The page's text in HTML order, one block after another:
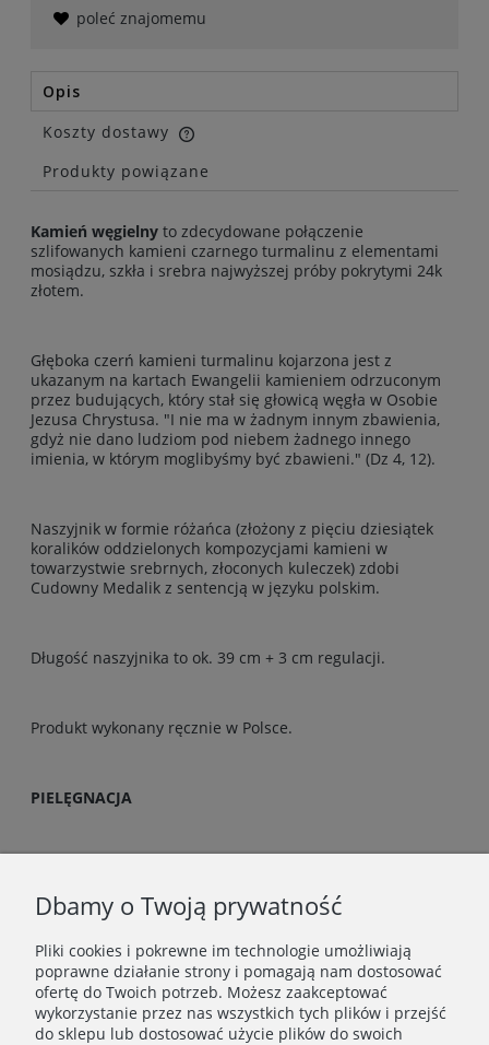
poleć znajomemu
Opis
Koszty dostawy
Cena nie zawiera ewentualnych kosztów płatności
Produkty powiązane
Kamień węgielny to zdecydowane połączenie
szlifowanych kamieni czarnego turmalinu z elementami
mosiądzu, szkła i srebra najwyższej próby pokrytymi 24k
złotem.
Głęboka czerń kamieni turmalinu kojarzona jest z
ukazanym na kartach Ewangelii kamieniem odrzuconym
przez budujących, który stał się głowicą węgła w Osobie
Jezusa Chrystusa. "I nie ma w żadnym innym zbawienia,
gdyż nie dano ludziom pod niebem żadnego innego
imienia, w którym moglibyśmy być zbawieni." (Dz 4, 12).
Naszyjnik w formie różańca (złożony z pięciu dziesiątek
koralików oddzielonych kompozycjami kamieni w
towarzystwie srebrnych, złoconych kuleczek) zdobi
Cudowny Medalik z sentencją w języku polskim.
Długość naszyjnika to ok. 39 cm + 3 cm regulacji.
Produkt wykonany ręcznie w Polsce.
PIELĘGNACJA
kontaktem z kosmetykami, wodą i detergentami.
Szczegółowe wskazówki dot. pielęgnacji znajdziesz
MOJE KONTO
Dbamy o Twoją prywatność
Pliki cookies i pokrewne im technologie umożliwiają
poprawne działanie strony i pomagają nam dostosować
ofertę do Twoich potrzeb. Możesz zaakceptować
wykorzystanie przez nas wszystkich tych plików i przejść
do sklepu lub dostosować użycie plików do swoich